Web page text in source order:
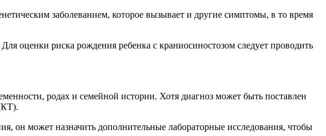
заболеванием, которое вызывает и другие симптомы, в то время
оценки риска рождения ребенка с краниосиностозом следует проводить
родах и семейной истории. Хотя диагноз может быть поставлен
он может назначить дополнительные лабораторные исследования, чтобы